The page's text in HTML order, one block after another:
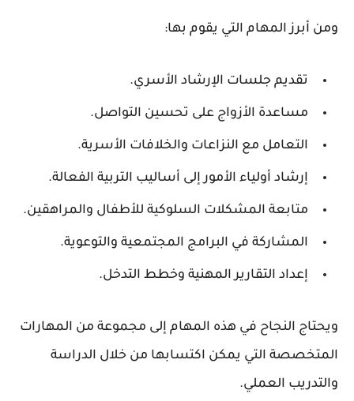
ومن أبرز المهام التي يقوم بها:
تقديم جلسات الإرشاد الأسري.
مساعدة الأزواج على تحسين التواصل.
التعامل مع النزاعات والخلافات الأسرية.
إرشاد أولياء الأمور إلى أساليب التربية الفعالة.
متابعة المشكلات السلوكية للأطفال والمراهقين.
المشاركة في البرامج المجتمعية والتوعوية.
إعداد التقارير المهنية وخطط التدخل.
ويحتاج النجاح في هذه المهام إلى مجموعة من المهارات
المتخصصة التي يمكن اكتسابها من خلال الدراسة
والتدريب العملي.